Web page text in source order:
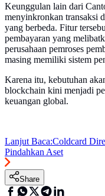
Keunggulan lain dari
menyinkronkan transaksi
yang berbeda. Fitur
pembayaran yang
perusahaan pemroses
masing memiliki sistem
Karena itu, kebutuhan
blockchain kini menjadi
keuangan global.
Lanjut Baca:Coldcard
Pindahkan Aset
Share